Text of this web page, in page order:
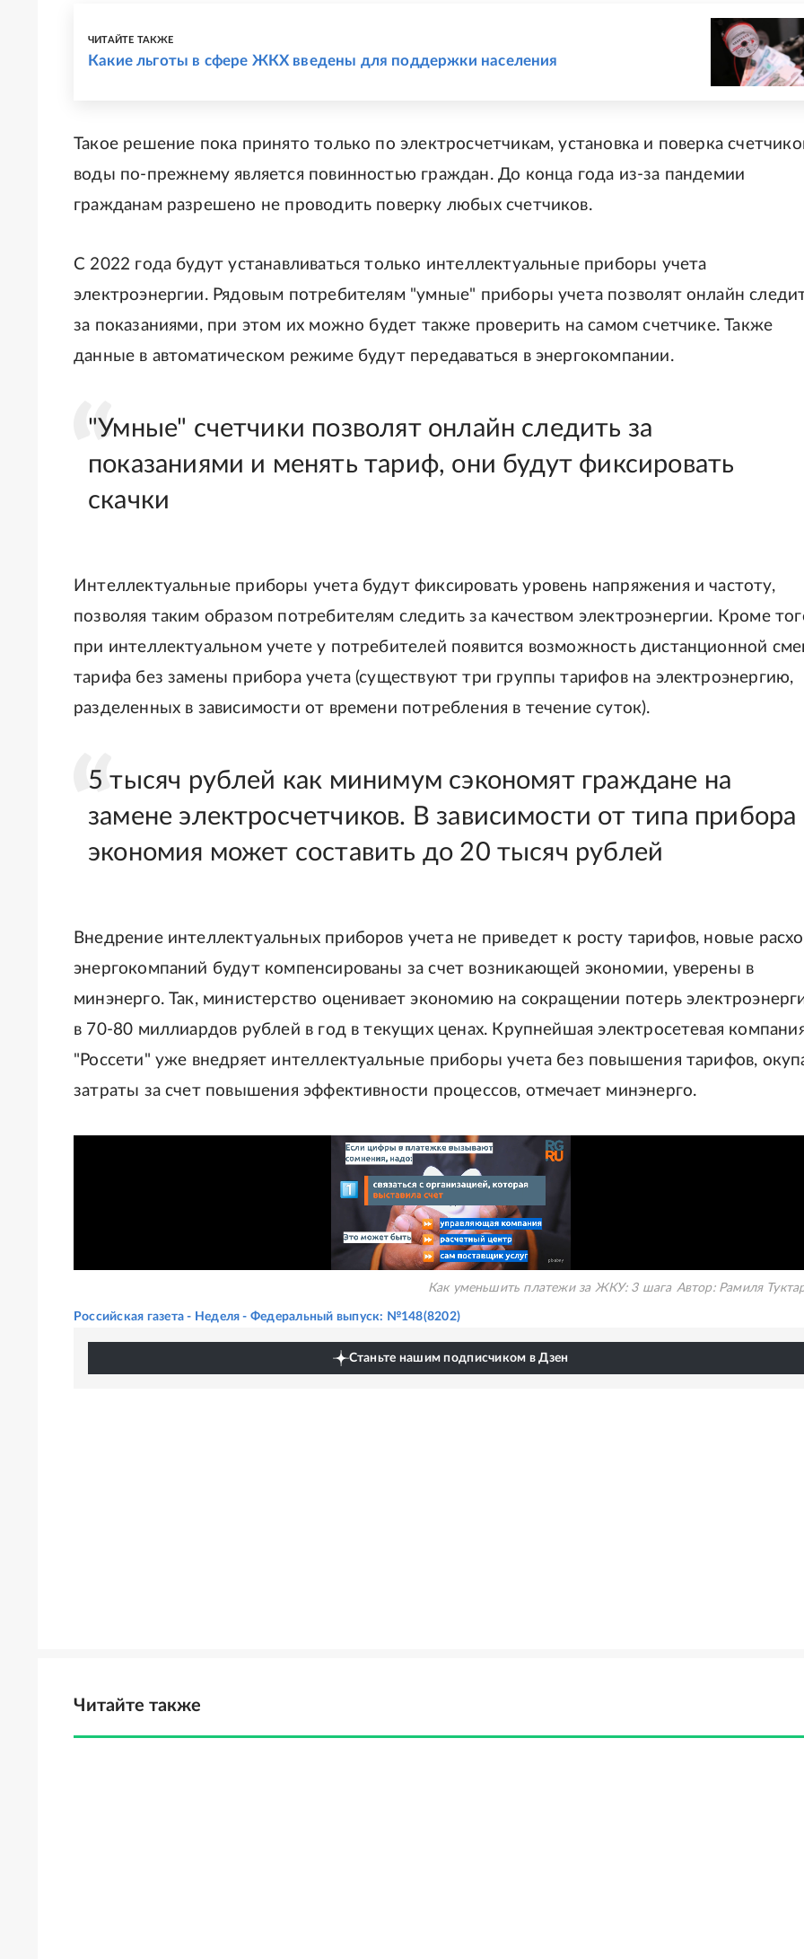
ЧИТАЙТЕ ТАКЖЕ
Какие льготы в сфере ЖКХ введены для поддержки населения
Такое решение пока принято только по электросчетчикам, установка и поверка
воды по-прежнему является повинностью граждан. До конца года из-за пандемии
гражданам разрешено не проводить поверку любых счетчиков.
С 2022 года будут устанавливаться только интеллектуальные приборы учета
электроэнергии. Рядовым потребителям "умные" приборы учета позволят онлайн
за показаниями, при этом их можно будет также проверить на самом счетчике. Также
данные в автоматическом режиме будут передаваться в энергокомпании.
"Умные" счетчики позволят онлайн следить за
показаниями и менять тариф, они будут фиксировать
скачки
Интеллектуальные приборы учета будут фиксировать уровень напряжения и частоту,
позволяя таким образом потребителям следить за качеством электроэнергии. Кроме
при интеллектуальном учете у потребителей появится возможность дистанционной
тарифа без замены прибора учета (существуют три группы тарифов на электроэнергию,
разделенных в зависимости от времени потребления в течение суток).
5 тысяч рублей как минимум сэкономят граждане на
замене электросчетчиков. В зависимости от типа прибора
экономия может составить до 20 тысяч рублей
Внедрение интеллектуальных приборов учета не приведет к росту тарифов, новые
энергокомпаний будут компенсированы за счет возникающей экономии, уверены в
минэнерго. Так, министерство оценивает экономию на сокращении потерь
в 70-80 миллиардов рублей в год в текущих ценах. Крупнейшая электросетевая
"Россети" уже внедряет интеллектуальные приборы учета без повышения тарифов,
затраты за счет повышения эффективности процессов, отмечает минэнерго.
Как уменьшить платежи за ЖКУ: 3 шага Автор: Рамиля
Российская газета - Неделя - Федеральный выпуск: №148(8202)
Станьте нашим подписчиком в Дзен
Читайте также